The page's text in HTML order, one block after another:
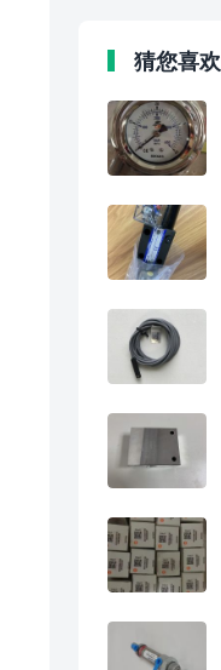
猜您喜欢